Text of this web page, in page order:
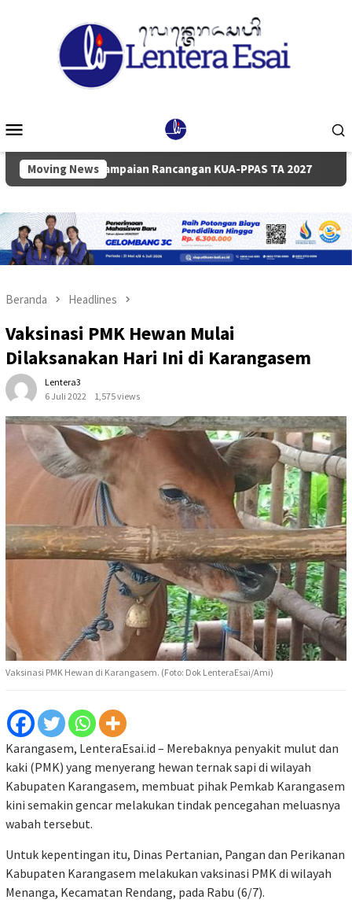
Mobile
Moving NewsRancangan KUA-PPAS TA 2027 Pemkab
Beranda Headlines
Vaksinasi PMK Hewan Mulai
Dilaksanakan Hari Ini di Karangasem
Lentera3
6 Juli 2022
1,575 views
Vaksinasi PMK Hewan di Karangasem. (Foto: Dok LenteraEsai/Ami)
Karangasem, LenteraEsai.id – Merebaknya penyakit mulut dan
kaki (PMK) yang menyerang hewan ternak sapi di wilayah
Kabupaten Karangasem, membuat pihak Pemkab Karangasem
kini semakin gencar melakukan tindak pencegahan meluasnya
wabah tersebut.
Untuk kepentingan itu, Dinas Pertanian, Pangan dan Perikanan
Kabupaten Karangasem melakukan vaksinasi PMK di wilayah
Menanga, Kecamatan Rendang, pada Rabu (6/7).